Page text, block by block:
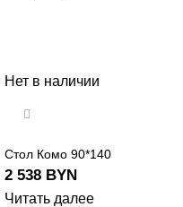
Нет в наличии
Стол Комо 90*140
2 538 BYN
Читать далее